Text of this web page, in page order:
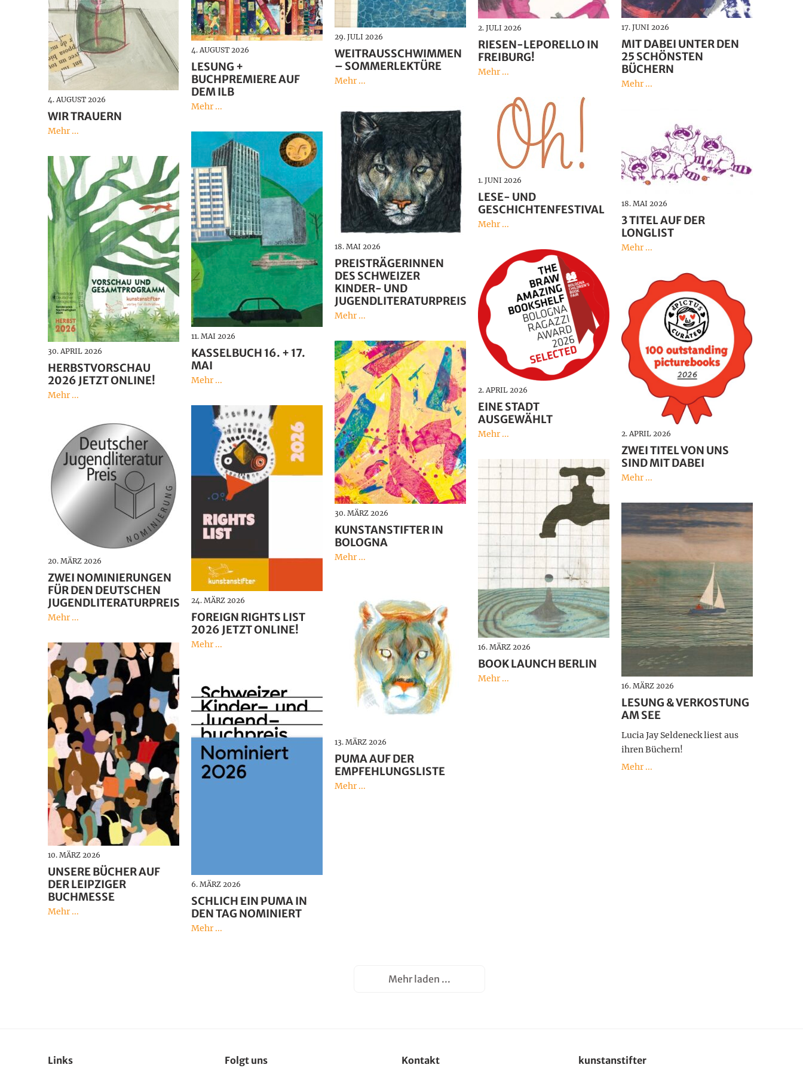
4. AUGUST 2026
WIR TRAUERN
Mehr ...
4. AUGUST 2026
LESUNG +
BUCHPREMIERE AUF
DEM ILB
Mehr ...
29. JULI 2026
WEITRAUSSCHWIMMEN
– SOMMERLEKTÜRE
Mehr ...
2. JULI 2026
RIESEN-LEPORELLO IN
FREIBURG!
Mehr ...
17. JUNI 2026
MIT DABEI UNTER DEN
25 SCHÖNSTEN
BÜCHERN
Mehr ...
1. JUNI 2026
LESE- UND
GESCHICHTENFESTIVAL
Mehr ...
18. MAI 2026
PREISTRÄGERINNEN
DES SCHWEIZER
KINDER- UND
JUGENDLITERATURPREIS
Mehr ...
18. MAI 2026
3 TITEL AUF DER
LONGLIST
Mehr ...
11. MAI 2026
KASSELBUCH 16. + 17.
MAI
Mehr ...
30. APRIL 2026
HERBSTVORSCHAU
2026 JETZT ONLINE!
Mehr ... 2. APRIL 2026
EINE STADT
AUSGEWÄHLT
Mehr ... 2. APRIL 2026
ZWEI TITEL VON UNS
SIND MIT DABEI
Mehr ...
30. MÄRZ 2026
KUNSTANSTIFTER IN
BOLOGNA
Mehr ...
24. MÄRZ 2026
FOREIGN RIGHTS LIST
2026 JETZT ONLINE!
Mehr ...
20. MÄRZ 2026
ZWEI NOMINIERUNGEN
FÜR DEN DEUTSCHEN
JUGENDLITERATURPREIS
Mehr ...
16. MÄRZ 2026
BOOK LAUNCH BERLIN
Mehr ...
16. MÄRZ 2026
LESUNG & VERKOSTUNG
AM SEE
Lucia Jay Seldeneck liest aus
ihren Büchern!
Mehr ...
13. MÄRZ 2026
PUMA AUF DER
EMPFEHLUNGSLISTE
Mehr ...
10. MÄRZ 2026
UNSERE BÜCHER AUF
DER LEIPZIGER
BUCHMESSE
Mehr ...
6. MÄRZ 2026
SCHLICH EIN PUMA IN
DEN TAG NOMINIERT
Mehr ...
Mehr laden ...
Links Folgt uns Kontakt kunstanstifter
English